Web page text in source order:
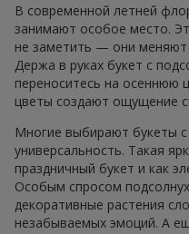
В современной летней
занимают особое место.
не заметить — они меняют
Держа в руках букет с
переноситесь на осеннюю
цветы создают ощущение
Многие выбирают букеты
универсальность. Такая
праздничный букет и как
Особым спросом
декоративные растения
незабываемых эмоций. А